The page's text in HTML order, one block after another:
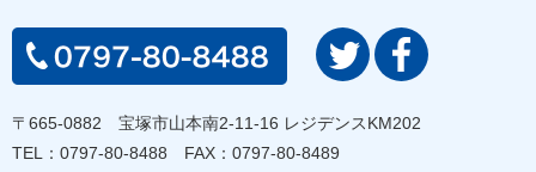
〒665-0882 宝塚市山本南2-11-16 レジデンスKM202
TEL： 0797-80-8488 FAX：0797-80-8489